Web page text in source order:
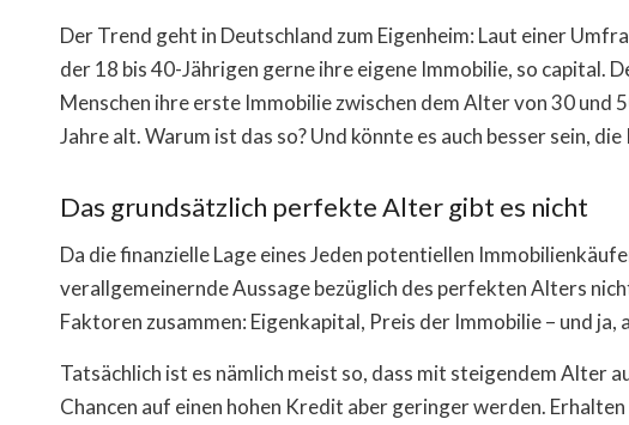
Der Trend geht in Deutschland zum Eigenheim: Laut einer
der 18 bis 40-Jährigen gerne ihre eigene Immobilie, so capital.
Menschen ihre erste Immobilie zwischen dem Alter von 30 und
Jahre alt. Warum ist das so? Und könnte es auch besser sein,
Das grundsätzlich perfekte Alter gibt es nicht
Da die finanzielle Lage eines Jeden potentiellen
verallgemeinernde Aussage bezüglich des perfekten Alters
Faktoren zusammen: Eigenkapital, Preis der Immobilie – und ja,
Tatsächlich ist es nämlich meist so, dass mit steigendem Alter
Chancen auf einen hohen Kredit aber geringer werden.